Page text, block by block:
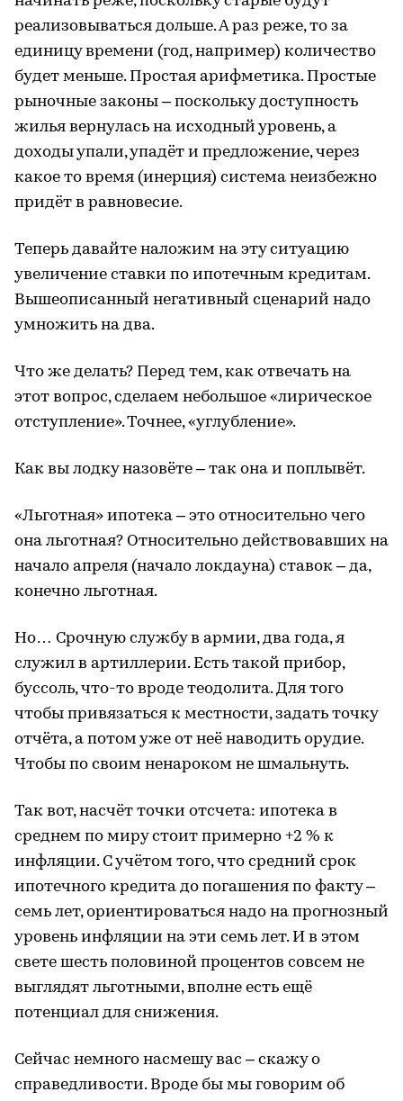
реализовываться дольше. А раз реже, то за
единицу времени (год, например) количество
будет меньше. Простая арифметика. Простые
рыночные законы – поскольку доступность
жилья вернулась на исходный уровень, а
доходы упали, упадёт и предложение, через
какое то время (инерция) система неизбежно
придёт в равновесие.
Теперь давайте наложим на эту ситуацию
увеличение ставки по ипотечным кредитам.
Вышеописанный негативный сценарий надо
умножить на два.
Что же делать? Перед тем, как отвечать на
этот вопрос, сделаем небольшое «лирическое
отступление». Точнее, «углубление».
Как вы лодку назовёте – так она и поплывёт.
«Льготная» ипотека – это относительно чего
она льготная? Относительно действовавших на
начало апреля (начало локдауна) ставок – да,
конечно льготная.
Но… Срочную службу в армии, два года, я
служил в артиллерии. Есть такой прибор,
буссоль, что-то вроде теодолита. Для того
чтобы привязаться к местности, задать точку
отчёта, а потом уже от неё наводить орудие.
Чтобы по своим ненароком не шмальнуть.
Так вот, насчёт точки отсчета: ипотека в
среднем по миру стоит примерно +2 % к
инфляции. С учётом того, что средний срок
ипотечного кредита до погашения по факту –
семь лет, ориентироваться надо на прогнозный
уровень инфляции на эти семь лет. И в этом
свете шесть половиной процентов совсем не
выглядят льготными, вполне есть ещё
потенциал для снижения.
Сейчас немного насмешу вас – скажу о
справедливости. Вроде бы мы говорим об